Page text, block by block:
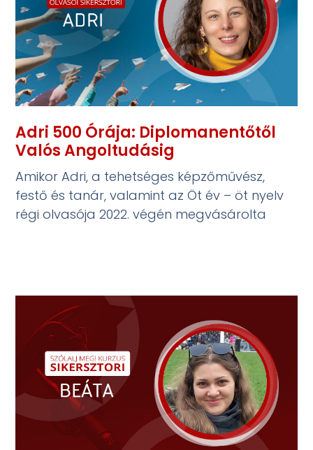
Adri 500 Órája: Diplomanentőtől
Valós Angoltudásig
Amikor Adri, a tehetséges képzőművész,
festő és tanár, valamint az Öt év – öt nyelv
régi olvasója 2022. végén megvásárolta